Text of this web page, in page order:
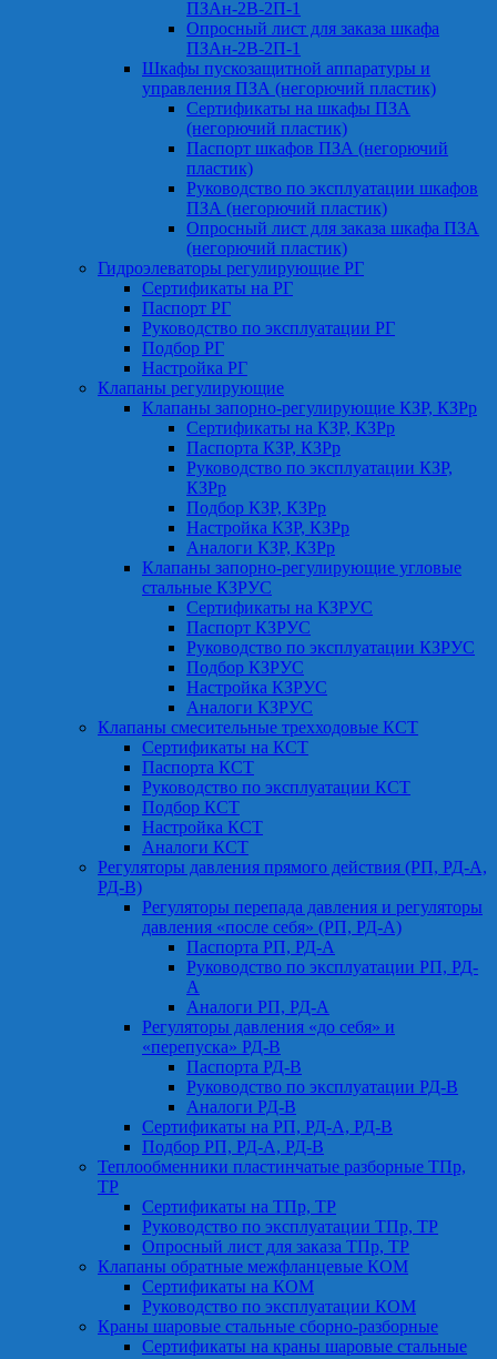
ПЗАн-2В-2П-1
Опросный лист для заказа шкафа
ПЗАн-2В-2П-1
Шкафы пускозащитной аппаратуры и
управления ПЗА (негорючий пластик)
Сертификаты на шкафы ПЗА
(негорючий пластик)
Паспорт шкафов ПЗА (негорючий
пластик)
Руководство по эксплуатации шкафов
ПЗА (негорючий пластик)
Опросный лист для заказа шкафа ПЗА
(негорючий пластик)
Гидроэлеваторы регулирующие РГ
Сертификаты на РГ
Паспорт РГ
Руководство по эксплуатации РГ
Подбор РГ
Настройка РГ
Клапаны регулирующие
Клапаны запорно-регулирующие КЗР, КЗРр
Сертификаты на КЗР, КЗРр
Паспорта КЗР, КЗРр
Руководство по эксплуатации КЗР,
КЗРр
Подбор КЗР, КЗРр
Настройка КЗР, КЗРр
Аналоги КЗР, КЗРр
Клапаны запорно-регулирующие угловые
стальные КЗРУС
Сертификаты на КЗРУС
Паспорт КЗРУС
Руководство по эксплуатации КЗРУС
Подбор КЗРУС
Настройка КЗРУС
Аналоги КЗРУС
Клапаны смесительные трехходовые КСТ
Сертификаты на КСТ
Паспорта КСТ
Руководство по эксплуатации КСТ
Подбор КСТ
Настройка КСТ
Аналоги КСТ
Регуляторы давления прямого действия (РП, РД-А,
РД-В)
Регуляторы перепада давления и регуляторы
давления «после себя» (РП, РД-А)
Паспорта РП, РД-А
Руководство по эксплуатации РП, РД-
А
Аналоги РП, РД-А
Регуляторы давления «до себя» и
«перепуска» РД-В
Паспорта РД-В
Руководство по эксплуатации РД-В
Аналоги РД-В
Сертификаты на РП, РД-А, РД-В
Подбор РП, РД-А, РД-В
Теплообменники пластинчатые разборные ТПр,
ТР
Сертификаты на ТПр, ТР
Руководство по эксплуатации ТПр, ТР
Опросный лист для заказа ТПр, ТР
Клапаны обратные межфланцевые КОМ
Сертификаты на КОМ
Руководство по эксплуатации КОМ
Краны шаровые стальные сборно-разборные
Сертификаты на краны шаровые стальные